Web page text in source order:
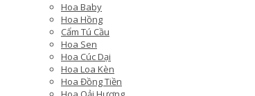
Hoa Baby
Hoa Hồng
Cẩm Tú Cầu
Hoa Sen
Hoa Cúc Dại
Hoa Loa Kèn
Hoa Đồng Tiền